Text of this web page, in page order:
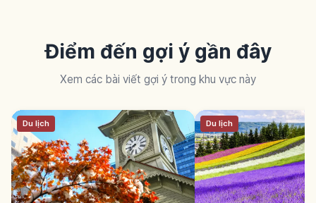
Điểm đến gợi ý gần đây
Xem các bài viết gợi ý trong khu vực này
Du lịch Du lịch